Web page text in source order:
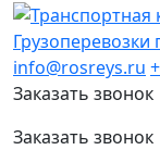
info@rosreys.ru
Заказать звонок
Заказать звонок